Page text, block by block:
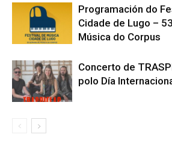
Programación do
Cidade de Lugo –
Música do Corpus
Concerto de
polo Día